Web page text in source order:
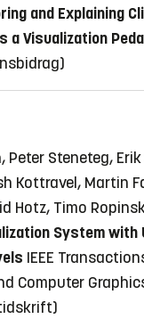
and Explaining
a Visualization
Peter Steneteg,
Kottravel, Martin
Hotz, Timo
System with
IEEE
Computer